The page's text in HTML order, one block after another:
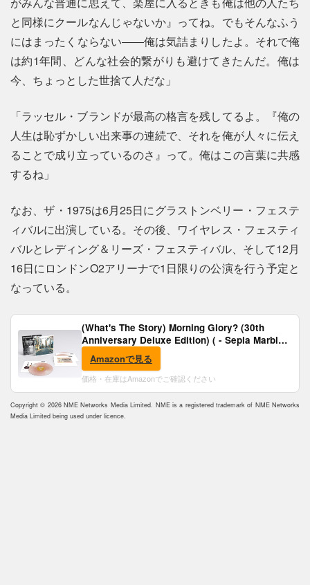
と同様にクールなんじゃないか』ってね。でもそんなふう
にはまったくならない――俺は気詰まりしたよ。それで俺
は約1年間、どんな社会的繋がりも避けてきたんだ。俺は
今、ちょっとした世捨て人だな」
「ラッセル・ブランドが最高の格言を残してるよ。『俺の
人生は恥ずかしい出来事の連続で、それを俺が人々に伝え
ることで成り立っているのさ』って。俺はこの言葉に共感
するね」
なお、ザ・1975は6月25日にグラストンベリー・フェステ
ィバルに出演している。その後、ワイヤレス・フェスティ
バルとレディング＆リーズ・フェスティバル、そして12月
16日にロンドンO2アリーナで1日限りの公演を行う予定と
なっている。
(What's The Story) Morning Glory? (30th
Anniversary Deluxe Edition) ( - Sepia Marble
Vinyl) [Analog]
Amazonで見る
価格・在庫はAmazonでご確認ください
Copyright © 2026 NME Networks Media Limited. NME is a registered trademark of NME Networks
Media Limited being used under licence.